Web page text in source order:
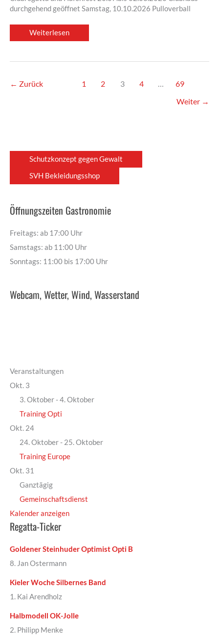
durchgehend geöffnet Samstag, 10.10.2026 Pulloverball
Termine
Weiterlesen
← Zurück 1 2 3 4 … 69
Weiter →
Schutzkonzept gegen Gewalt
SVH Bekleidungsshop
Öffnungszeiten Gastronomie
Freitags: ab 17:00 Uhr
Samstags: ab 11:00 Uhr
Sonntags: 11:00 bis 17:00 Uhr
Webcam, Wetter, Wind, Wasserstand
Veranstaltungen
Okt. 3
3. Oktober-4. Oktober
Training Opti
Okt. 24
24. Oktober- 25. Oktober
Training Europe
Okt. 31
Ganztägig
Gemeinschaftsdienst
Kalender anzeigen
Regatta-Ticker
Goldener Steinhuder Optimist Opti B
8. Jan Ostermann
Kieler Woche Silbernes Band
1. Kai Arendholz
Halbmodell OK-Jolle
2. Philipp Menke